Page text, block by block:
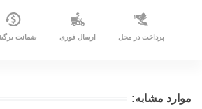
پرداخت در محل ارسال فوری ضمانت
موارد مشابه: